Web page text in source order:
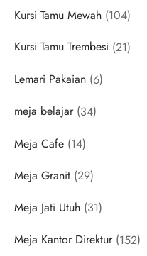
Kursi Tamu Mewah 104104
Kursi Tamu Trembesi 2121
Lemari Pakaian 66
meja belajar 3434
Meja Cafe 1414
Meja Granit 2929
Meja Jati Utuh 3131
Meja Kantor Direktur 152152